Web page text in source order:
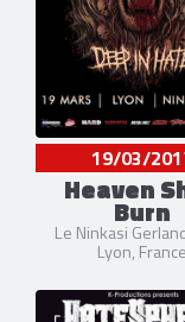
19/03/
Heaven
Burn
Le Ninkasi
Lyon, France